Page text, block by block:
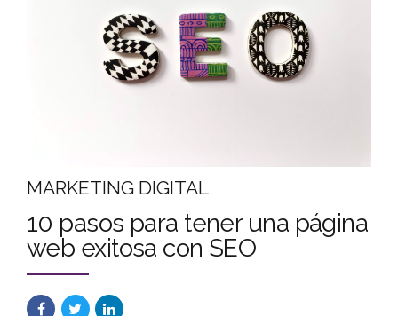
MARKETING DIGITAL
10 pasos para tener una página
web exitosa con SEO